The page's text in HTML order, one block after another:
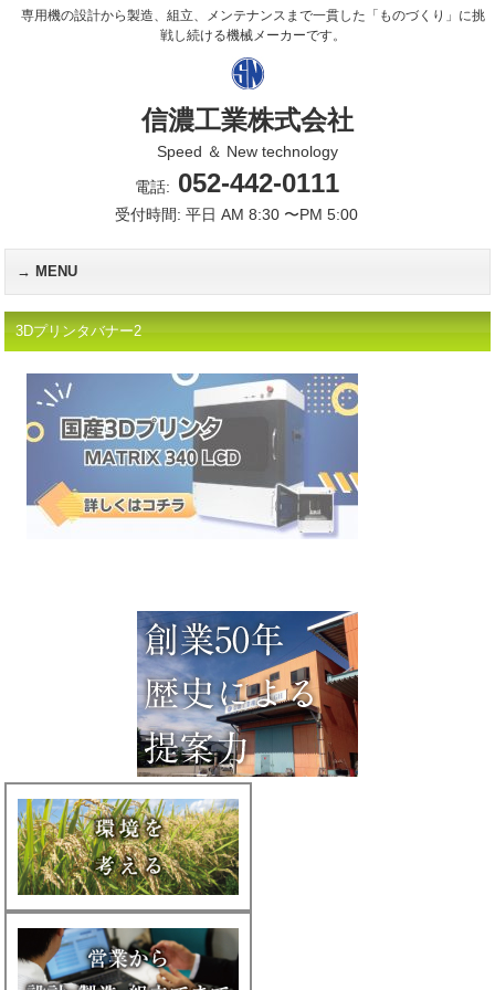
専用機の設計から製造、組立、メンテナンスまで一貫した「ものづくり」に挑
戦し続ける機械メーカーです。
信濃工業株式会社
Speed ＆ New technology
電話: 052-442-0111
受付時間: 平日 AM 8:30 〜PM 5:00
MENU
3Dプリンタバナー2